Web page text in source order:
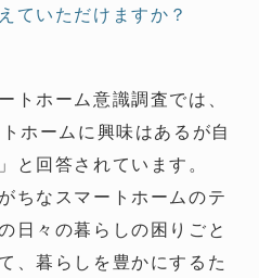
ていただけますか？
トホーム意識調査では、
ホームに興味はあるが自
と回答されています。
ちなスマートホームのテ
日々の暮らしの困りごと
、暮らしを豊かにするた